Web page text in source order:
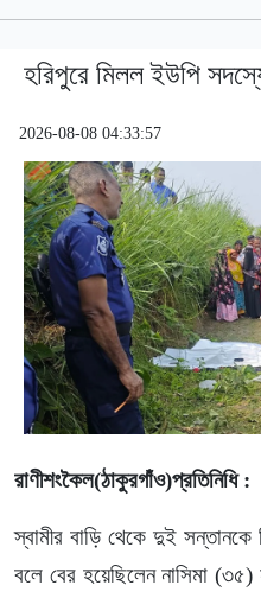
হরিপুরে মিলল ইউপি
2026-08-08 04:33:57
রাণীশংকৈল(ঠাকুরগাঁও)প্রতিনিধি :
স্বামীর বাড়ি থেকে দুই সন্তানকে
বলে বের হয়েছিলেন নাসিমা